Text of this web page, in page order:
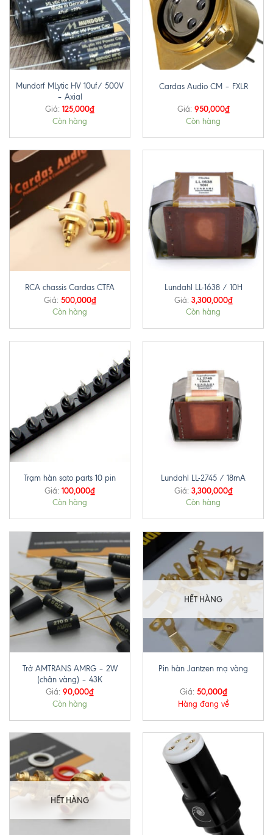
Mundorf MLytic HV 10uf/ 500V
– Axial
Giá: 125,000₫
Còn hàng
Cardas Audio CM – FXLR
Giá: 950,000₫
Còn hàng
RCA chassis Cardas CTFA
Giá: 500,000₫
Còn hàng
Lundahl LL-1638 / 10H
Giá: 3,300,000₫
Còn hàng
Trạm hàn sato parts 10 pin
Giá: 100,000₫
Còn hàng
Lundahl LL-2745 / 18mA
Giá: 3,300,000₫
Còn hàng
Trở AMTRANS AMRG – 2W
(chân vàng) – 43K
Giá: 90,000₫
Còn hàng
HẾT HÀNG
Pin hàn Jantzen mạ vàng
Giá: 50,000₫
Hàng đang về
HẾT HÀNG